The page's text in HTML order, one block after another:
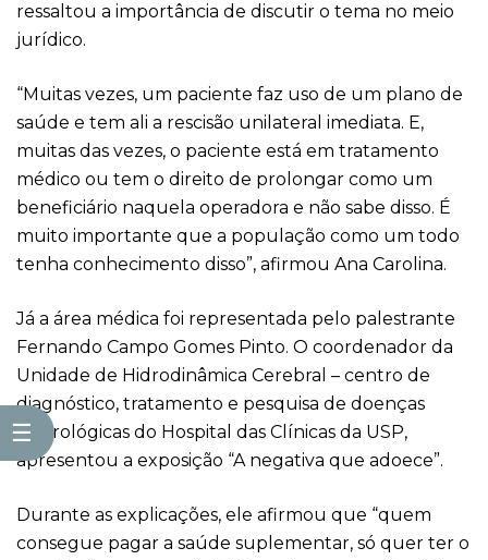
☰
ressaltou a importância de discutir o tema no meio
jurídico.
“Muitas vezes, um paciente faz uso de um plano de
saúde e tem ali a rescisão unilateral imediata. E,
muitas das vezes, o paciente está em tratamento
médico ou tem o direito de prolongar como um
beneficiário naquela operadora e não sabe disso. É
muito importante que a população como um todo
tenha conhecimento disso”, afirmou Ana Carolina.
Já a área médica foi representada pelo palestrante
Fernando Campo Gomes Pinto. O coordenador da
Unidade de Hidrodinâmica Cerebral – centro de
diagnóstico, tratamento e pesquisa de doenças
neurológicas do Hospital das Clínicas da USP,
apresentou a exposição “A negativa que adoece”.
Durante as explicações, ele afirmou que “quem
consegue pagar a saúde suplementar, só quer ter o